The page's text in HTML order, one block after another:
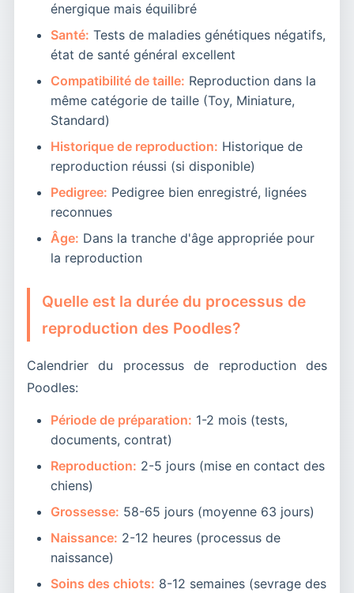
énergique mais équilibré
Santé: Tests de maladies génétiques négatifs,
état de santé général excellent
Compatibilité de taille: Reproduction dans la
même catégorie de taille (Toy, Miniature,
Standard)
Historique de reproduction: Historique de
reproduction réussi (si disponible)
Pedigree: Pedigree bien enregistré, lignées
reconnues
Âge: Dans la tranche d'âge appropriée pour
la reproduction
Quelle est la durée du processus de
reproduction des Poodles?
Calendrier du processus de reproduction des
Poodles:
Période de préparation: 1-2 mois (tests,
documents, contrat)
Reproduction: 2-5 jours (mise en contact des
chiens)
Grossesse: 58-65 jours (moyenne 63 jours)
Naissance: 2-12 heures (processus de
naissance)
Soins des chiots: 8-12 semaines (sevrage des